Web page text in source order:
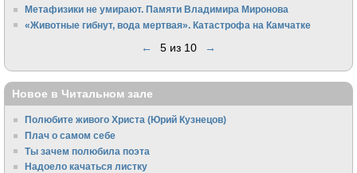
Метафизики не умирают. Памяти Владимира Миронова
«Животные гибнут, вода мертвая». Катастрофа на Камчатке
← 5 из 10 →
Новое в Читальном зале
Полюбите живого Христа (Юрий Кузнецов)
Плач о самом себе
Ты зачем полюбила поэта
Надоело качаться листку